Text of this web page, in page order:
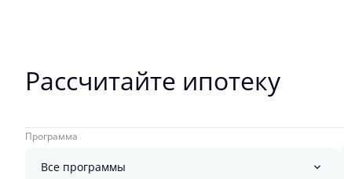
Рассчитайте ипотеку
Программа
Все программы